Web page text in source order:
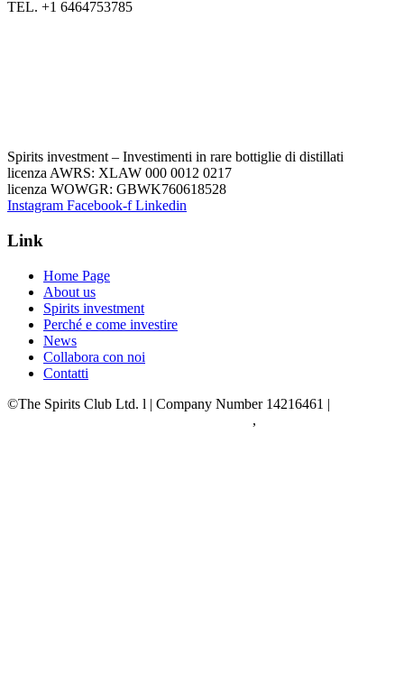
TEL. +1 6464753785
Spirits investment – Investimenti in rare bottiglie di distillati
licenza AWRS: XLAW 000 0012 0217
licenza WOWGR: GBWK760618528
Instagram Facebook-f Linkedin
Link
Home Page
About us
Spirits investment
Perché e come investire
News
Collabora con noi
Contatti
©The Spirits Club Ltd. l | Company Number 14216461 |
,